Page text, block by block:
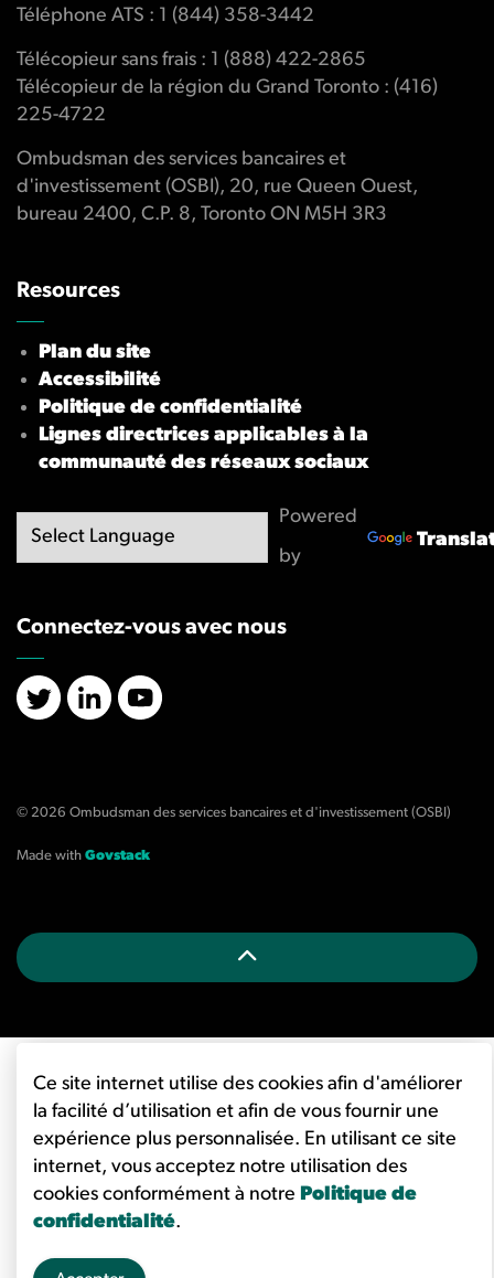
Téléphone ATS : 1 (844) 358-3442
Télécopieur sans frais : 1 (888) 422-2865
Télécopieur de la région du Grand Toronto : (416)
225-4722
Ombudsman des services bancaires et
d'investissement (OSBI), 20, rue Queen Ouest,
bureau 2400, C.P. 8, Toronto ON M5H 3R3
Resources
Plan du site
Accessibilité
Politique de confidentialité
Lignes directrices applicables à la
communauté des réseaux sociaux
Powered
by
Connectez-vous avec nous
X/TwitterLinkedInYouTube
© 2026 Ombudsman des services bancaires et d'investissement (OSBI)
Made with Govstack
Ce site internet utilise des cookies afin d'améliorer
la facilité d’utilisation et afin de vous fournir une
expérience plus personnalisée. En utilisant ce site
internet, vous acceptez notre utilisation des
cookies conformément à notre Politique de
confidentialité.